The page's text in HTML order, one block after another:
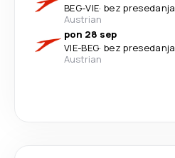
BEG-VIE· bez presedanja
Austrian
pon 28 sep
VIE-BEG· bez presedanja
Austrian